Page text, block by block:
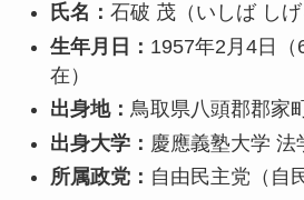
氏名： 石破 茂（いしば しげ
生年月日： 1957年2月4日
在）
出身地： 鳥取県八頭郡郡家
出身大学： 慶應義塾大学 法
所属政党： 自由民主党（自